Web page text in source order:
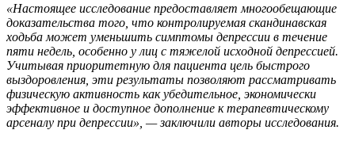
«Настоящее исследование предоставляет многообещающие
доказательства того, что контролируемая скандинавская
ходьба может уменьшить симптомы депрессии в течение
пяти недель, особенно у лиц с тяжелой исходной депрессией.
Учитывая приоритетную для пациента цель быстрого
выздоровления, эти результаты позволяют рассматривать
физическую активность как убедительное, экономически
эффективное и доступное дополнение к терапевтическому
арсеналу при депрессии», — заключили авторы исследования.